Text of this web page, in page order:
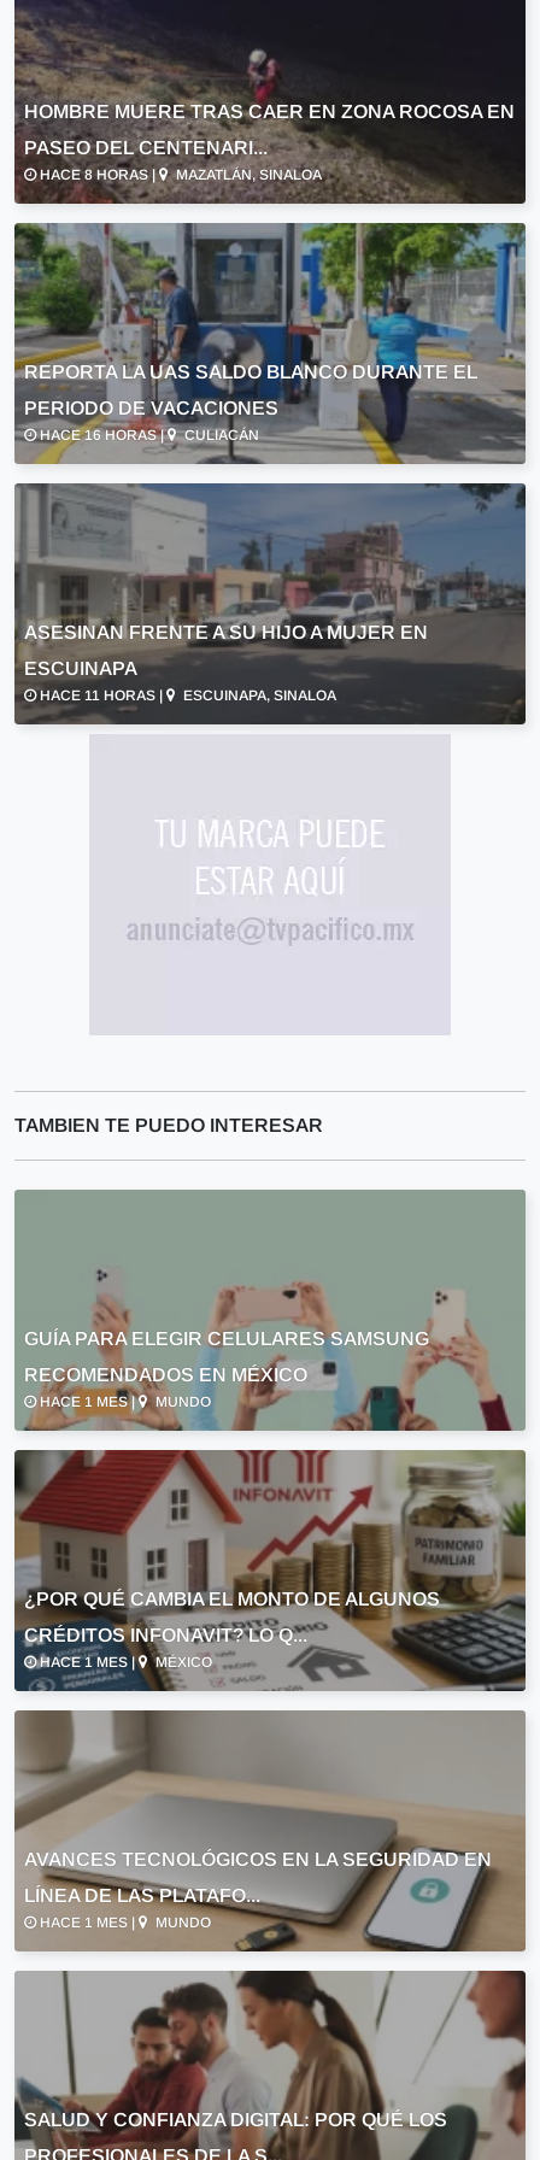
HOMBRE MUERE TRAS CAER EN ZONA ROCOSA EN
PASEO DEL CENTENARI...
HACE 8 HORAS | MAZATLÁN, SINALOA
REPORTA LA UAS SALDO BLANCO DURANTE EL
PERIODO DE VACACIONES
HACE 16 HORAS | CULIACÁN
ASESINAN FRENTE A SU HIJO A MUJER EN
ESCUINAPA
HACE 11 HORAS | ESCUINAPA, SINALOA
TAMBIEN TE PUEDO INTERESAR
GUÍA PARA ELEGIR CELULARES SAMSUNG
RECOMENDADOS EN MÉXICO
HACE 1 MES | MUNDO
¿POR QUÉ CAMBIA EL MONTO DE ALGUNOS
CRÉDITOS INFONAVIT? LO Q...
HACE 1 MES | MÉXICO
AVANCES TECNOLÓGICOS EN LA SEGURIDAD EN
LÍNEA DE LAS PLATAFO...
HACE 1 MES | MUNDO
SALUD Y CONFIANZA DIGITAL: POR QUÉ LOS
PROFESIONALES DE LA S...